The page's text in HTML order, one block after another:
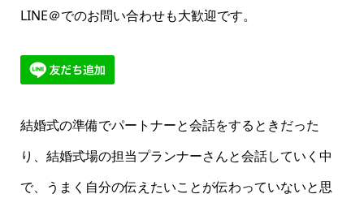
LINE＠でのお問い合わせも大歓迎です。
結婚式の準備でパートナーと会話をするときだった
り、結婚式場の担当プランナーさんと会話していく中
で、うまく自分の伝えたいことが伝わっていないと思